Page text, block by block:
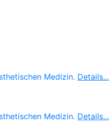
Medizin. Details...
Medizin. Details...